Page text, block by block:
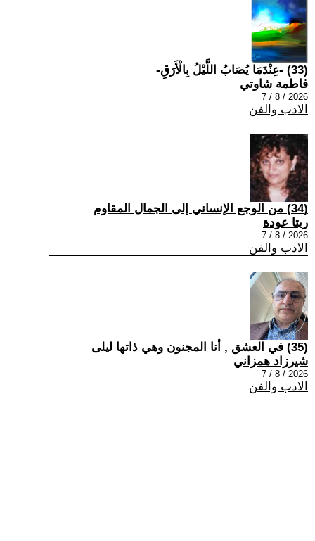
(33) -عِنْدَمَا يُصَابُ اللَّيْلُ بِالْأَرَقِ-
فاطمة شاوتي
2026 / 8 / 7
الادب والفن
(34) من الوجع الإنساني إلى الجمال المقاوم
ريتا عودة
2026 / 8 / 7
الادب والفن
(35) في العشق , أنا المجنون وهي ذاتها ليلى
شيرزاد همزاني
2026 / 8 / 7
الادب والفن